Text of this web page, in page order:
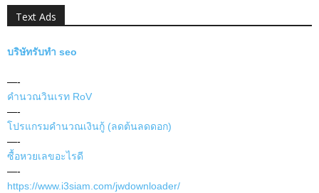
Text Ads
บริษัทรับทำ seo
—-
คำนวณวินเรท RoV
—-
โปรแกรมคำนวณเงินกู้ (ลดต้นลดดอก)
—-
ซื้อหวยเลขอะไรดี
—-
https://www.i3siam.com/jwdownloader/